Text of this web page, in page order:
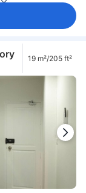
huoneita
19 m²/205 ft²